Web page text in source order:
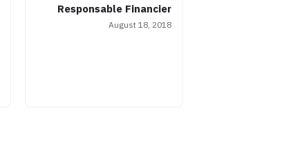
Responsable Financier
August 18, 2018